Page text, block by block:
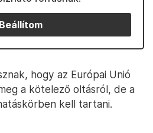
Beállítom
hogy az Európai Unió
a kötelező oltásról, de a
kell tartani.